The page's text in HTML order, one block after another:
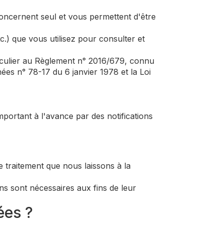
seul et vous permettent d'être
que vous utilisez pour consulter et
au Règlement n° 2016/679, connu
n° 78-17 du 6 janvier 1978 et la Loi
à l'avance par des notifications
que nous laissons à la
sont nécessaires aux fins de leur
?